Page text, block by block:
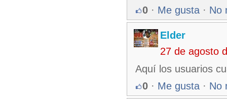
0 · Me gusta · No
Elder
27 de agosto
Aquí los usuarios
0 · Me gusta · No